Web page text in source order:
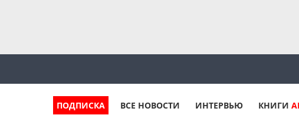
ПОДПИСКА ВСЕ НОВОСТИ ИНТЕРВЬЮ КНИГИ